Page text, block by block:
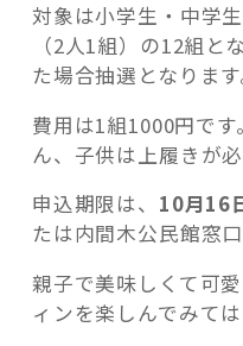
対象は小学生・中学
（2人1組）の12組と
た場合抽選となります
費用は1組1000円で
ん、子供は上履きが必
申込期限は、 10月16
たは内間木公民館窓
親子で美味しくて可
ィンを楽しんでみて